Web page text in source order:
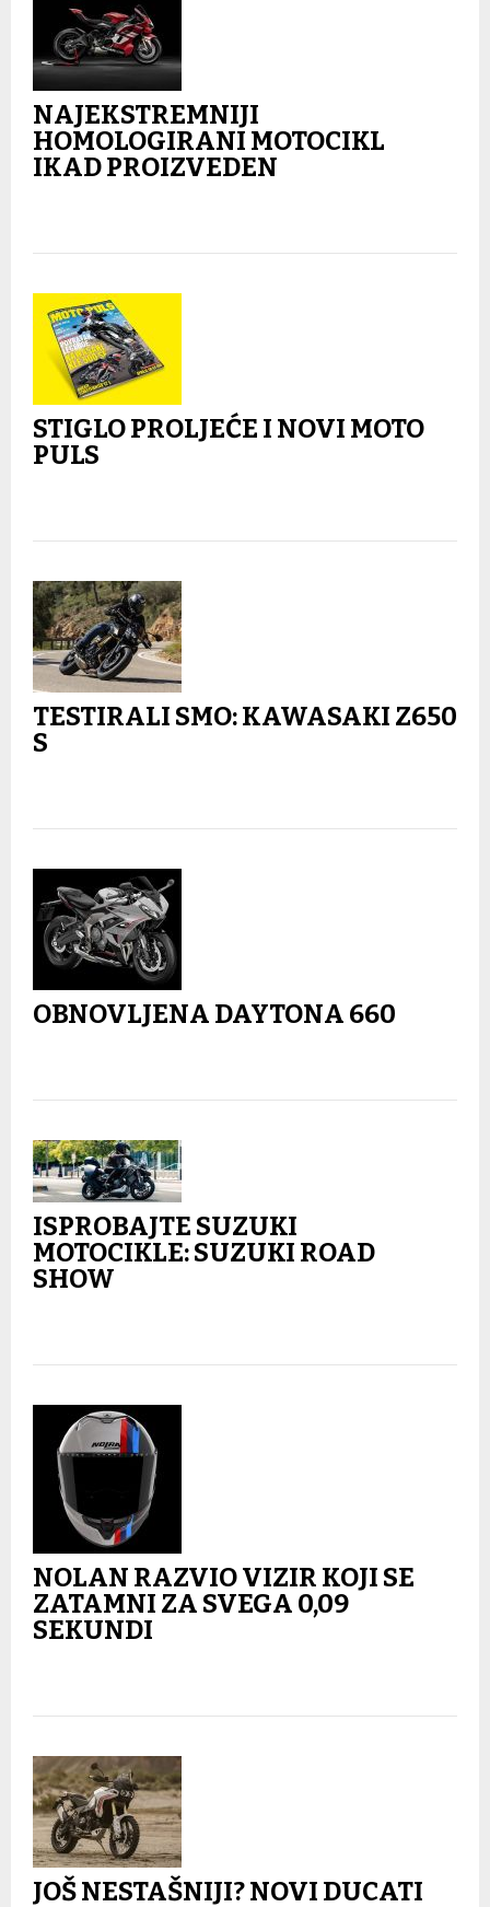
NAJEKSTREMNIJI
HOMOLOGIRANI MOTOCIKL
IKAD PROIZVEDEN
STIGLO PROLJEĆE I NOVI MOTO
PULS
TESTIRALI SMO: KAWASAKI Z650
S
OBNOVLJENA DAYTONA 660
ISPROBAJTE SUZUKI
MOTOCIKLE: SUZUKI ROAD
SHOW
NOLAN RAZVIO VIZIR KOJI SE
ZATAMNI ZA SVEGA 0,09
SEKUNDI
JOŠ NESTAŠNIJI? NOVI DUCATI